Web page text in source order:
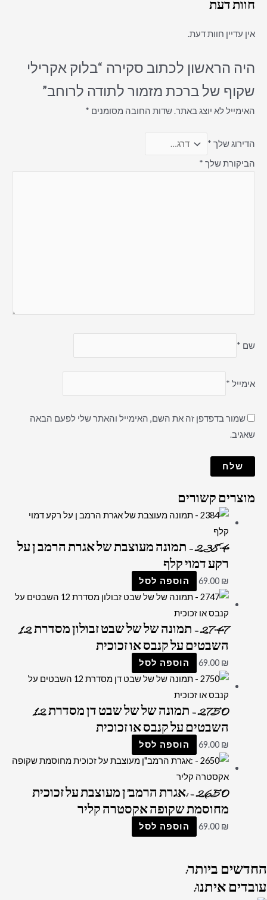
חוות דעת
אין עדיין חוות דעת.
היה הראשון לכתוב סקירה “בלוק אקרילי
שקוף של ברכת מזמור לתודה לרוחב”
האימייל לא יוצג באתר.שדות החובה מסומנים *
הדירוג שלך *
הביקורת שלך *
שם *
אימייל *
שמור בדפדפן זה את השם, האימייל והאתר שלי לפעם הבאה
שאגיב.
מוצרים קשורים
2384 – תמונה מעוצבת של אגרת הרמב ן על
רקע דמוי קלף
69.00 ₪ הוספה לסל
2747 – תמונה של של שבט זבולון מסדרת 12
השבטים על קנבס או זכוכית
69.00 ₪ הוספה לסל
2750 – תמונה של של שבט דן מסדרת 12
השבטים על קנבס או זכוכית
69.00 ₪ הוספה לסל
2650 – :אגרת הרמב"ן מעוצבת על זכוכית
מחוסמת שקופה אקסטרה קליר
69.00 ₪ הוספה לסל
החדשיםביותר:
עובדיםאיתנו: